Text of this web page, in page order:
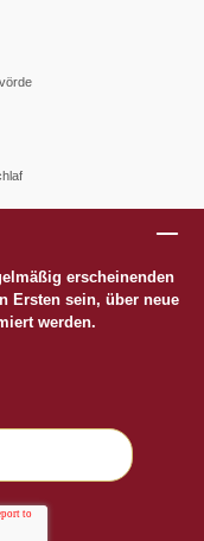
erscheinenden
Ersten sein, über neue
werden.